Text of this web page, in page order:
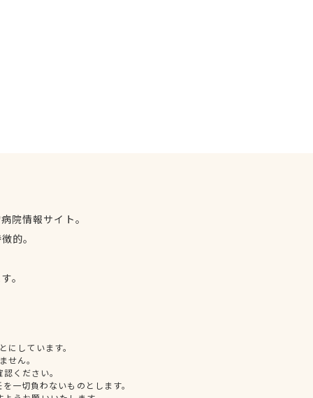
院情報サイト。
的。
。
しています。
せん。
ください。
一切負わないものとします。